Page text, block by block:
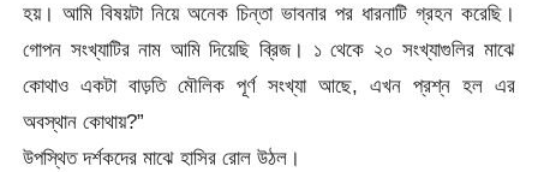
হয়। আমি বিষয়টা নিয়ে অনেক চিন্তা ভাবনার পর ধারনাটি গ্রহন করেছি।
গোপন সংখ্যাটির নাম আমি দিয়েছি ব্রিজ। ১ থেকে ২০ সংখ্যাগুলির মাঝে
কোথাও একটা বাড়তি মৌলিক পূর্ণ সংখ্যা আছে, এখন প্রশ্ন হল এর
অবস্থান কোথায়?”
উপস্থিত দর্শকদের মাঝে হাসির রোল উঠল।